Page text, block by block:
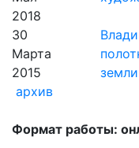
2018
30
Марта
2015
земли
архив
Формат работы: